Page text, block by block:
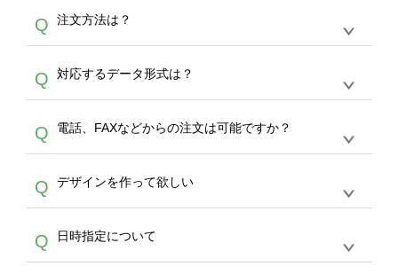
Q 注文方法は？
A
生産にて承っております。デザインツールから
デザインの作成から決済まで完了できます。
30枚以上やシルク印刷など、大口注文の場合
は、サポートが担当するエコバッグコンシェル
やタンブラーコンシェルをご利用ください。製
作する数量が多ければ多いほど、オンデマンド
サービスよりも低価格で製作することが可能で
す。
Q 対応するデータ形式は？
A
ドできるデータ形式は、JPG / PNG / AI / PSD /
PDF 形式になります。データの最大サイズ
写真などもアップロード可能です。使用できな
い画像はエラーになります。（※ Illustratorか
らの直接入稿には対応していません。AIで保存
し、デザインツールからアップロードして下さ
い）
Q 電話、FAXなどからの注文は可能ですか？
A
文のみ受け付けております。30個以上のご製
作をお考えの方は、サポートが担当するエコバ
スをご利用頂ければ、電話やFAX、メールなど
でご注文が可能です。
Q デザインを作って欲しい
A
を作って欲しい。などの場合は、製作数量が
30個以上であれば、サポート担当が、デザイ
Q 日時指定について